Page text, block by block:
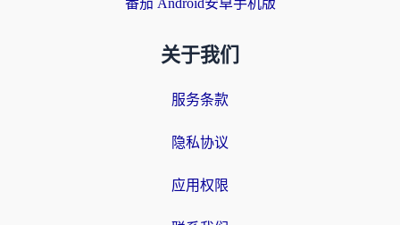
番茄 Android安卓手机版
关于我们
服务条款
隐私协议
应用权限